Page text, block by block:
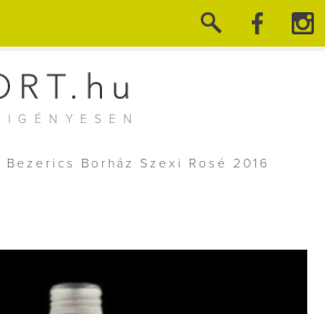
Bezerics Borház Szexi Rosé 2016